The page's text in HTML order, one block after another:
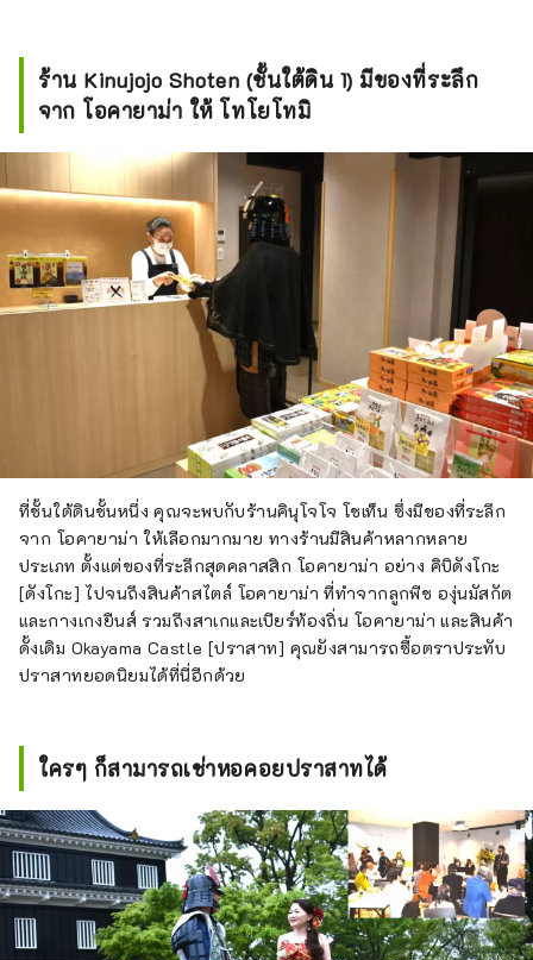
ร้าน Kinujojo Shoten (ชั้นใต้ดิน 1) มีของที่ระลึก
จาก โอคายาม่า ให้ โทโยโทมิ
ที่ชั้นใต้ดินชั้นหนึ่ง คุณจะพบกับร้านคินุโจโจ โชเท็น ซึ่งมีของที่ระลึก
จาก โอคายาม่า ให้เลือกมากมาย ทางร้านมีสินค้าหลากหลาย
ประเภท ตั้งแต่ของที่ระลึกสุดคลาสสิก โอคายาม่า อย่าง คิบิดังโกะ
[ดังโกะ] ไปจนถึงสินค้าสไตล์ โอคายาม่า ที่ทำจากลูกพีช องุ่นมัสกัต
และกางเกงยีนส์ รวมถึงสาเกและเบียร์ท้องถิ่น โอคายาม่า และสินค้า
ดั้งเดิม Okayama Castle [ปราสาท] คุณยังสามารถซื้อตราประทับ
ปราสาทยอดนิยมได้ที่นี่อีกด้วย
ใครๆ ก็สามารถเช่าหอคอยปราสาทได้